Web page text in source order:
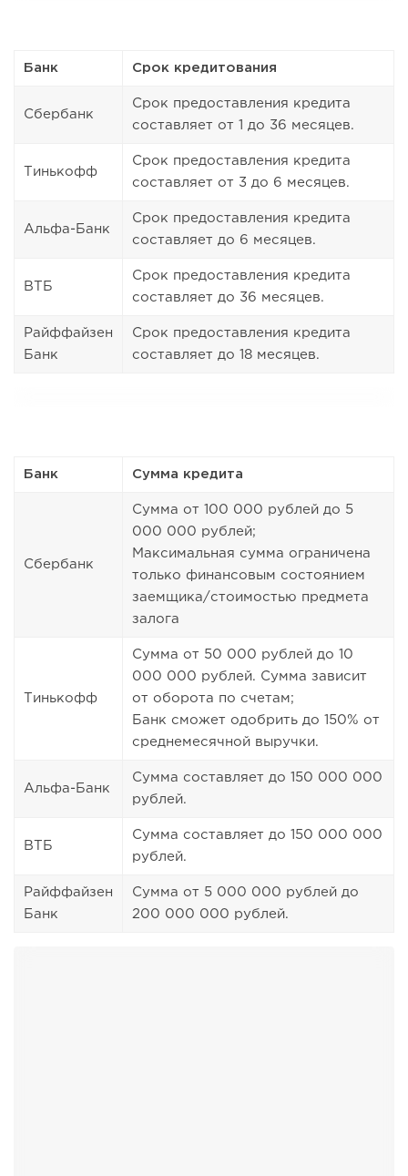
Банк Срок кредитования
Сбербанк
Срок предоставления кредита
составляет от 1 до 36 месяцев.
Тинькофф
Срок предоставления кредита
составляет от 3 до 6 месяцев.
Альфа-Банк
Срок предоставления кредита
составляет до 6 месяцев.
ВТБ
Срок предоставления кредита
составляет до 36 месяцев.
Райффайзен
Банк
Срок предоставления кредита
составляет до 18 месяцев.
Банк Сумма кредита
Сбербанк
Сумма от 100 000 рублей до 5
000 000 рублей;
Максимальная сумма ограничена
только финансовым состоянием
заемщика/стоимостью предмета
залога
Тинькофф
Сумма от 50 000 рублей до 10
000 000 рублей. Сумма зависит
от оборота по счетам;
Банк сможет одобрить до 150% от
среднемесячной выручки.
Альфа-Банк
Сумма составляет до 150 000 000
рублей.
ВТБ
Сумма составляет до 150 000 000
рублей.
Райффайзен
Банк
Сумма от 5 000 000 рублей до
200 000 000 рублей.